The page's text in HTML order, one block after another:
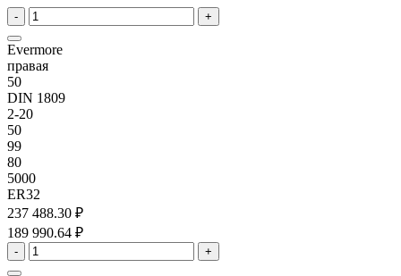
- +
Evermore
правая
50
DIN 1809
2-20
50
99
80
5000
ER32
237 488.30 ₽
189 990.64 ₽
- +